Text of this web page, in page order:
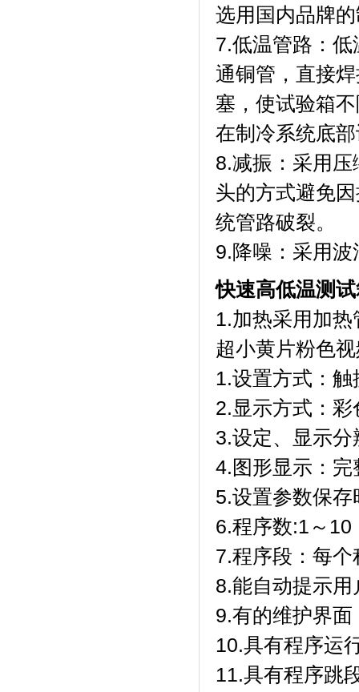
选用国内品牌的
7.低温管路：
通铜管，直接
塞，使试验
在制冷系统底部
8.减振：采用
头的方式避免因
统管路破裂。
9.降噪：采用
快速高低温测
1.加热采用加热管
超小黄片粉色
1.设置方式：
2.显示方式
3.设定、显示
4.图形显示：
5.设置参数保存
6.程序数:1～10
7.程序段：每个
8.能自动提示用户
9.有的维护界面
10.具有程序运行
11.具有程序跳段